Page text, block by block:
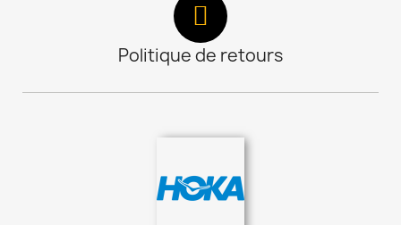
Politique de retours